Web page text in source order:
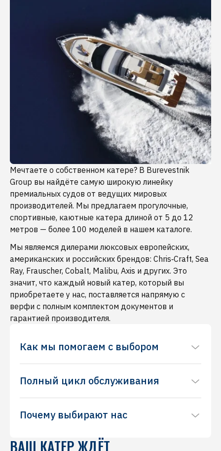
Мечтаете о собственном катере? В Burevestnik
Group вы найдёте самую широкую линейку
премиальных судов от ведущих мировых
производителей. Мы предлагаем прогулочные,
спортивные, каютные катера длиной от 5 до 12
метров — более 100 моделей в нашем каталоге.
Мы являемся дилерами люксовых европейских,
американских и российских брендов: Chris‑Craft, Sea
Ray, Frauscher, Cobalt, Malibu, Axis и других. Это
значит, что каждый новый катер, который вы
приобретаете у нас, поставляется напрямую с
верфи с полным комплектом документов и
гарантией производителя.
Как мы помогаем с выбором
процесс, требующий основательного подхода
задачи: для семейных прогулок, водных видов
желанию организуем тест‑драйв на акватории
Полный цикл обслуживания
процесс, требующий основательного подхода
помогут подобрать модель именно под ваши
Почему выбирают нас
Понимаем, что выбор катера — непростой
ВАШ КАТЕР ЖДЁТ